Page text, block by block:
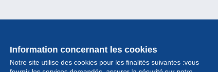
Information concernant les cookies
Notre site utilise des cookies pour les finalités suivantes :vous